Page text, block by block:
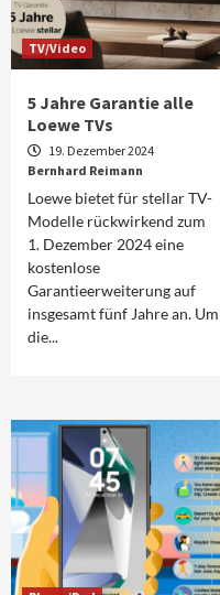
TV/Video
5 Jahre Garantie alle
Loewe TVs
19. Dezember 2024
Bernhard Reimann
Loewe bietet für stellar TV-
Modelle rückwirkend zum
1. Dezember 2024 eine
kostenlose
Garantieerweiterung auf
insgesamt fünf Jahre an. Um
die...